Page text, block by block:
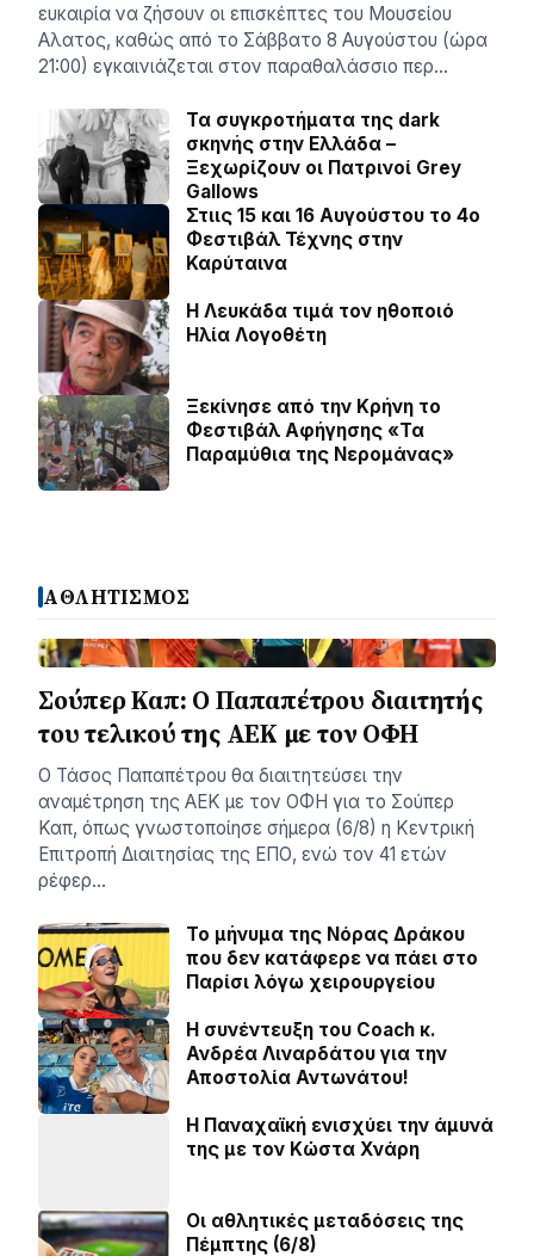
ευκαιρία να ζήσουν οι επισκέπτες του Μουσείου
Αλατος, καθώς από το Σάββατο 8 Αυγούστου (ώρα
21:00) εγκαινιάζεται στον παραθαλάσσιο περ…
Τα συγκροτήματα της dark
σκηνής στην Ελλάδα –
Ξεχωρίζουν οι Πατρινοί Grey
Gallows
Στιις 15 και 16 Αυγούστου το 4ο
Φεστιβάλ Τέχνης στην
Καρύταινα
Η Λευκάδα τιμά τον ηθοποιό
Ηλία Λογοθέτη
Ξεκίνησε από την Κρήνη το
Φεστιβάλ Αφήγησης «Τα
Παραμύθια της Νερομάνας»
ΑΘΛΗΤΙΣΜΟΣ
Σούπερ Καπ: Ο Παπαπέτρου διαιτητής
του τελικού της ΑΕΚ με τον ΟΦΗ
Ο Τάσος Παπαπέτρου θα διαιτητεύσει την
αναμέτρηση της ΑΕΚ με τον ΟΦΗ για το Σούπερ
Καπ, όπως γνωστοποίησε σήμερα (6/8) η Κεντρική
Επιτροπή Διαιτησίας της ΕΠΟ, ενώ τον 41 ετών
ρέφερ…
Το μήνυμα της Νόρας Δράκου
που δεν κατάφερε να πάει στο
Παρίσι λόγω χειρουργείου
H συνέντευξη του Coach κ.
Ανδρέα Λιναρδάτου για την
Αποστολία Αντωνάτου!
Η Παναχαϊκή ενισχύει την άμυνά
της με τον Κώστα Χνάρη
Οι αθλητικές μεταδόσεις της
Πέμπτης (6/8)